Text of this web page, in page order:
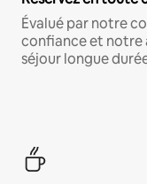
Évalué par notre
confiance et notre
séjour longue